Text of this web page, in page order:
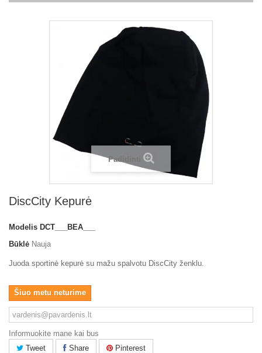
Padidinti
DiscCity Kepurė
Modelis DCT___BEA___
Būklė Nauja
Juoda sportinė kepurė su mažu spalvotu DiscCity ženklu.
Šiuo metu neturime
Informuokite mane kai bus
Tweet
Share Pinterest